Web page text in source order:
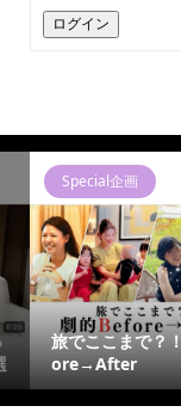
ログイン
Special企画
旅でここまで？
ore→After